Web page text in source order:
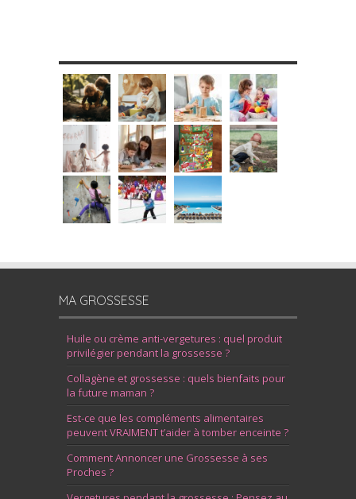
MA GROSSESSE
Huile ou crème anti-vergetures : quel produit
privilégier pendant la grossesse ?
Collagène et grossesse : quels bienfaits pour
la future maman ?
Est-ce que les compléments alimentaires
peuvent VRAIMENT t’aider à tomber enceinte ?
Comment Annoncer une Grossesse à ses
Proches ?